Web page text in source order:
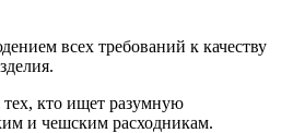
всех требований к качеству
кто ищет разумную
и чешским расходникам.